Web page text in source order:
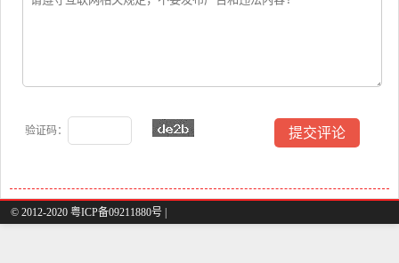
验证码：
© 2012-2020 粤ICP备09211880号 |